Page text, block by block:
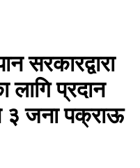
सरकारद्वारा
लागि प्रदान
३ जना पक्राऊ